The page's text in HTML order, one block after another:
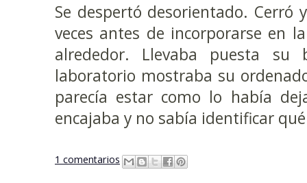
Se despertó desorientado. Cerró
veces antes de incorporarse en
alrededor. Llevaba puesta
laboratorio mostraba su
parecía estar como lo había
encajaba y no sabía identificar
1 comentarios